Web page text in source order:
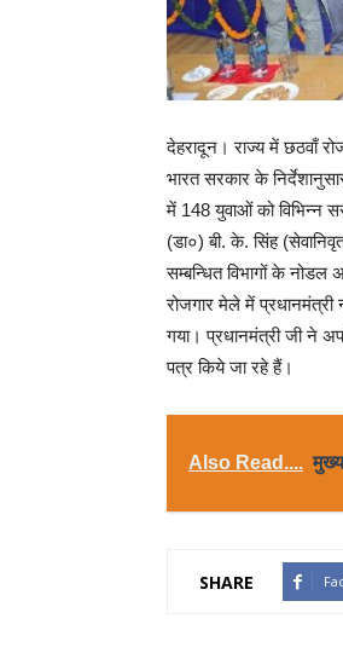
देहरादून। राज्य में छठवाँ
भारत सरकार के
में 148 युवाओं को विभिन्न
(डा०) बी. के. सिंह
सम्बन्धित विभागों के नोडल
रोजगार मेले में प्रधानमंत्री
गया। प्रधानमंत्री जी ने
पत्र किये जा रहे हैं।
Also Read....
SHARE